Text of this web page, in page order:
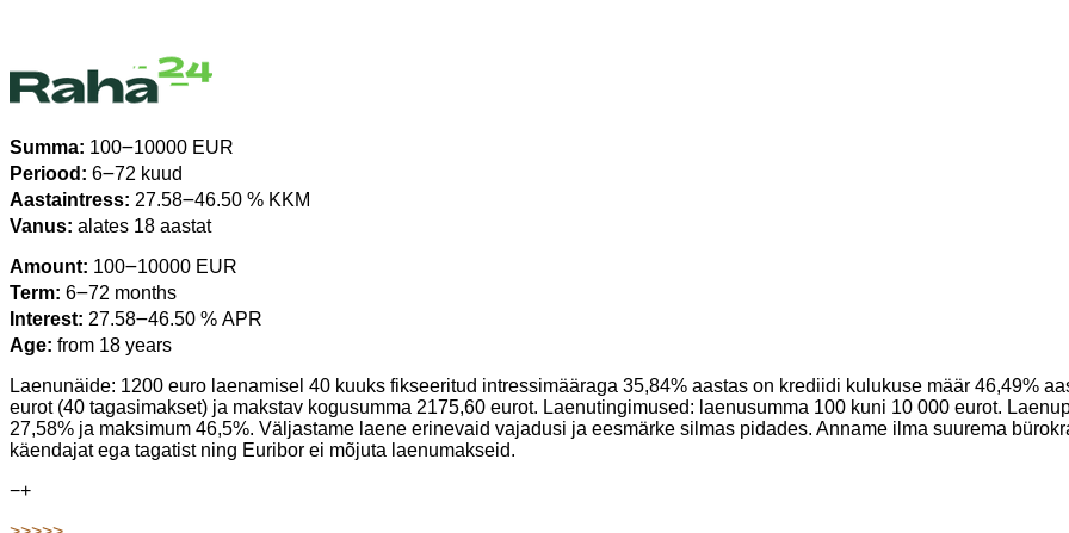
Summa: 100౼10000 EUR
Periood: 6౼72 kuud
Aastaintress: 27.58౼46.50 % KKM
Vanus: alates 18 aastat
Amount: 100౼10000 EUR
Term: 6౼72 months
Interest: 27.58౼46.50 % APR
Age: from 18 years
Laenunäide: 1200 euro laenamisel 40 kuuks fikseeritud intressimääraga 35,84% aastas on krediidi kulukuse määr 46,49%
eurot (40 tagasimakset) ja makstav kogusumma 2175,60 eurot. Laenutingimused: laenusumma 100 kuni 10 000 eurot.
27,58% ja maksimum 46,5%. Väljastame laene erinevaid vajadusi ja eesmärke silmas pidades. Anname ilma suurema
käendajat ega tagatist ning Euribor ei mõjuta laenumakseid.
−+